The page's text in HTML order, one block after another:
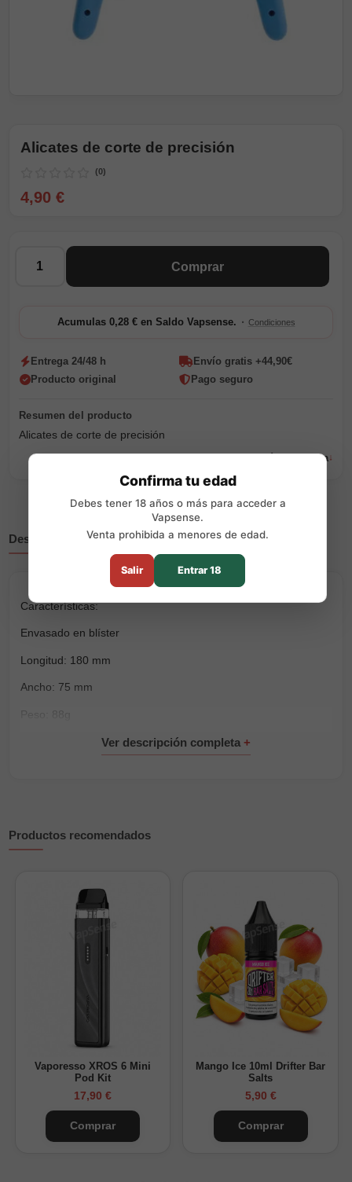
Alicates de corte de precisión
(0)
4,90 €
Comprar
Acumulas 0,28 € en Saldo Vapsense. · Condiciones
Entrega 24/48 h
Envío gratis +44,90€
Producto original
Pago seguro
Alicates de corte de precisión
Leer descripción completa
Descripción Reseñas
Características:
Envasado en blíster
Longitud: 180 mm
Ancho: 75 mm
Productos recomendados
Vaporesso XROS 6 Mini
Pod Kit
17,90 €
Comprar
Mango Ice 10ml Drifter Bar
Salts
5,90 €
Comprar
Confirma tu edad
Debes tener 18 años o más para acceder a
Vapsense.
Venta prohibida a menores de edad.
Salir Entrar 18